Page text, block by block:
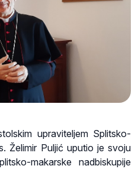
upraviteljem Splitsko-
Želimir Puljić uputio je svoju
makarske nadbiskupije